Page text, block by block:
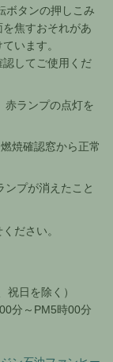
ボタンの押しこみ
焦すおそれがあ
います。
してご使用くだ
赤ランプの点灯を
焼確認窓から正常
プが消えたこと
ださい。
日を除く）
分～PM5時00分